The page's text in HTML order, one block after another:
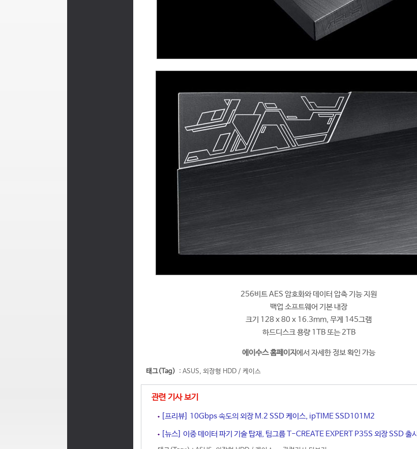
256비트 AES 암호화와 데이터 압축 기능 지원
백업 소프트웨어 기본 내장
크기 128 x 80 x 16.3mm, 무게 145그램
하드디스크 용량 1TB 또는 2TB
에이수스 홈페이지에서 자세한 정보 확인 가능
태그(Tag) : ASUS, 외장형 HDD / 케이스
관련 기사 보기
[프리뷰] 10Gbps 속도의 외장 M.2 SSD 케이스, ipTIME SSD101M2
[뉴스] 이중 데이터 파기 기술 탑재, 팀그룹 T-CREATE EXPERT P35S 외장 SSD 출시